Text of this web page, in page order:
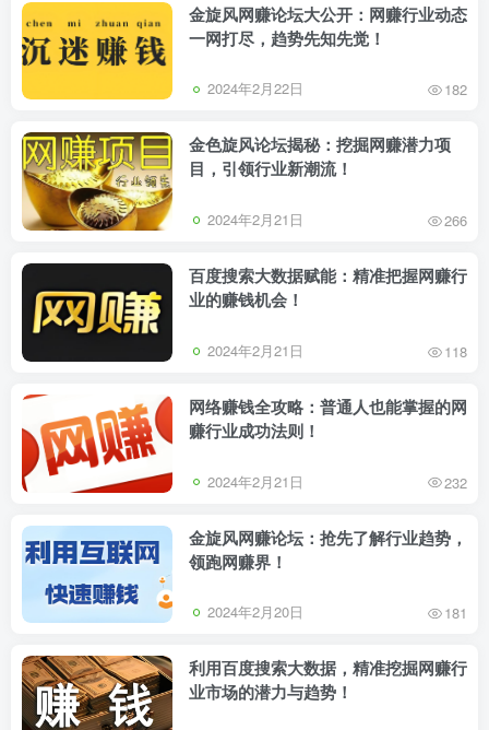
金旋风网赚论坛大公开：网赚行业动态
一网打尽，趋势先知先觉！
2024年2月22日 182
金色旋风论坛揭秘：挖掘网赚潜力项
目，引领行业新潮流！
2024年2月21日 266
百度搜索大数据赋能：精准把握网赚行
业的赚钱机会！
2024年2月21日 118
网络赚钱全攻略：普通人也能掌握的网
赚行业成功法则！
2024年2月21日 232
金旋风网赚论坛：抢先了解行业趋势，
领跑网赚界！
2024年2月20日 181
利用百度搜索大数据，精准挖掘网赚行
业市场的潜力与趋势！